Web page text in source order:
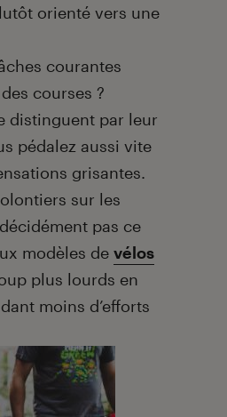
orienté vers une
courantes
courses ?
distinguent par leur
pédalez aussi vite
grisantes.
sur les
pas ce
modèles de vélos
plus lourds en
moins d’efforts